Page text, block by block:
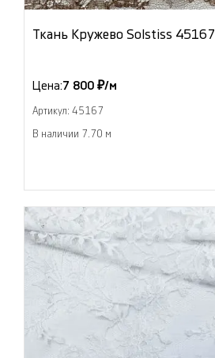
Ткань Кружево Solstiss 45167
Цена:7 800 ₽/м
Артикул: 45167
В наличии 7.70 м